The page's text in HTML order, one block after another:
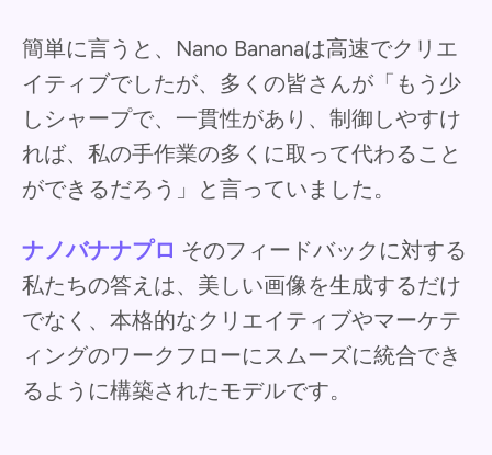
簡単に言うと、Nano Bananaは高速でクリエ
イティブでしたが、多くの皆さんが「もう少
しシャープで、一貫性があり、制御しやすけ
れば、私の手作業の多くに取って代わること
ができるだろう」と言っていました。
ナノバナナプロ そのフィードバックに対する
私たちの答えは、美しい画像を生成するだけ
でなく、本格的なクリエイティブやマーケテ
ィングのワークフローにスムーズに統合でき
るように構築されたモデルです。